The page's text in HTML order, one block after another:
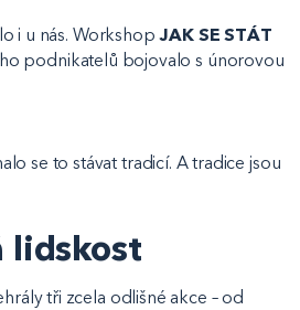
i u nás. WorkshopJAK SE STÁT
podnikatelů bojovalo s únorovou
se to stávat tradicí. A tradice jsou
lidskost
tři zcela odlišné akce – od